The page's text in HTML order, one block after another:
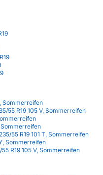
Sommerreifen
55 R19 105 V, Sommerreifen
Sommerreifen
55 R19 101 T, Sommerreifen
Sommerreifen
R19 105 V, Sommerreifen